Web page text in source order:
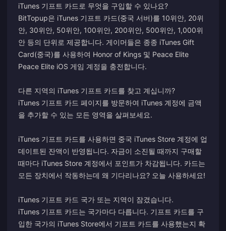
iTunes 기프트 카드로 무엇을 구입할 수 있나요?
BitTopup은 iTunes 기프트 카드(중국 서버)를 10위안, 20위
안, 30위안, 50위안, 100위안, 200위안, 500위안, 1,000위
안 등의 단위로 제공합니다. 게이머들은 종종 iTunes Gift
Card(중국)를 사용하여 Honor of Kings 및 Peace Elite
Peace Elite iOS 게임 계정을 충전합니다.
다른 지역의 iTunes 기프트 카드를 찾고 계십니까?
iTunes 기프트 카드 페이지를 방문하여 iTunes 계정에 금액
을 추가할 수 있는 모든 영역을 살펴보세요.
iTunes 기프트 카드를 사용하면 중국 iTunes Store 계정에 업
데이트된 잔액이 반영됩니다. 자금이 소진될 때까지 구매할
때마다 iTunes Store 계정에서 포인트가 차감됩니다. 카드는
모든 장치에서 작동하는데 왜 기다리나요? 오늘 사용하세요!
iTunes 기프트 카드 국가 또는 지역이 잠겼습니다.
iTunes 기프트 카드는 국가마다 다릅니다. 기프트 카드를 구
입한 국가의 iTunes Store에서 기프트 카드를 사용했는지 확